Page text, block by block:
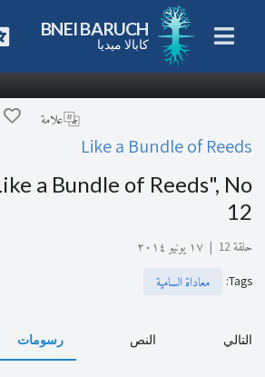
BNEI BARUCH
كابالا ميديا
علامة
Like a Bundle of Reeds
a Bundle of Reeds", No
12
حلقة 12 | ١٧ يونيو ٢٠١٤
Tags
: معاداة السامية
التالي النص رسومات